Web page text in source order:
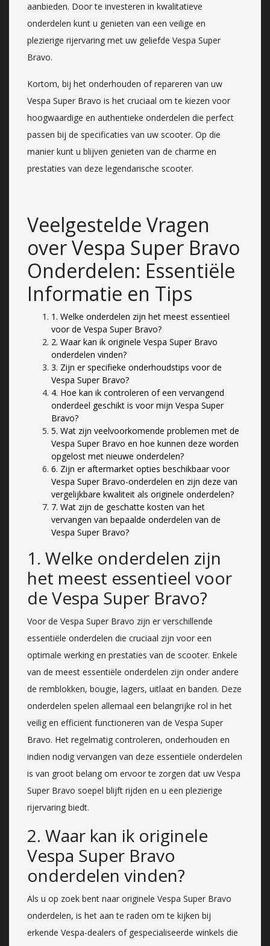
aanbieden. Door te investeren in kwalitatieve
onderdelen kunt u genieten van een veilige en
plezierige rijervaring met uw geliefde Vespa Super
Bravo.
Kortom, bij het onderhouden of repareren van uw
Vespa Super Bravo is het cruciaal om te kiezen voor
hoogwaardige en authentieke onderdelen die perfect
passen bij de specificaties van uw scooter. Op die
manier kunt u blijven genieten van de charme en
prestaties van deze legendarische scooter.
Veelgestelde Vragen
over Vespa Super Bravo
Onderdelen: Essentiële
Informatie en Tips
1. Welke onderdelen zijn het meest essentieel
voor de Vespa Super Bravo?
2. Waar kan ik originele Vespa Super Bravo
onderdelen vinden?
3. Zijn er specifieke onderhoudstips voor de
Vespa Super Bravo?
4. Hoe kan ik controleren of een vervangend
onderdeel geschikt is voor mijn Vespa Super
Bravo?
5. Wat zijn veelvoorkomende problemen met de
Vespa Super Bravo en hoe kunnen deze worden
opgelost met nieuwe onderdelen?
6. Zijn er aftermarket opties beschikbaar voor
Vespa Super Bravo-onderdelen en zijn deze van
vergelijkbare kwaliteit als originele onderdelen?
7. Wat zijn de geschatte kosten van het
vervangen van bepaalde onderdelen van de
Vespa Super Bravo?
1. Welke onderdelen zijn
het meest essentieel voor
de Vespa Super Bravo?
Voor de Vespa Super Bravo zijn er verschillende
essentiële onderdelen die cruciaal zijn voor een
optimale werking en prestaties van de scooter. Enkele
van de meest essentiële onderdelen zijn onder andere
de remblokken, bougie, lagers, uitlaat en banden. Deze
onderdelen spelen allemaal een belangrijke rol in het
veilig en efficiënt functioneren van de Vespa Super
Bravo. Het regelmatig controleren, onderhouden en
indien nodig vervangen van deze essentiële onderdelen
is van groot belang om ervoor te zorgen dat uw Vespa
Super Bravo soepel blijft rijden en u een plezierige
rijervaring biedt.
2. Waar kan ik originele
Vespa Super Bravo
onderdelen vinden?
Als u op zoek bent naar originele Vespa Super Bravo
onderdelen, is het aan te raden om te kijken bij
erkende Vespa-dealers of gespecialiseerde winkels die